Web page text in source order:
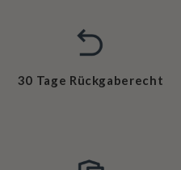
30 Tage Rückgaberecht